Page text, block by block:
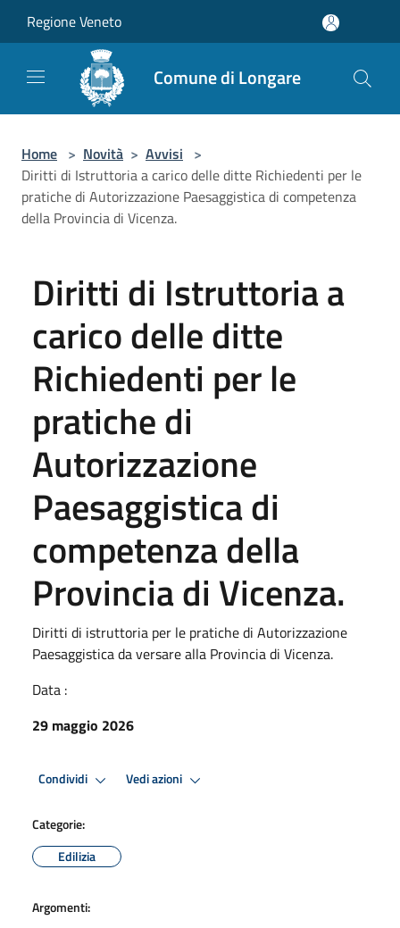
Regione Veneto
Comune di Longare
Home > Novità > Avvisi >
Diritti di Istruttoria a carico delle ditte Richiedenti per le
pratiche di Autorizzazione Paesaggistica di competenza
della Provincia di Vicenza.
Diritti di Istruttoria a
carico delle ditte
Richiedenti per le
pratiche di
Autorizzazione
Paesaggistica di
competenza della
Provincia di Vicenza.
Diritti di istruttoria per le pratiche di Autorizzazione
Paesaggistica da versare alla Provincia di Vicenza.
Data :
29 maggio 2026
Condividi Vedi azioni
Categorie:
Edilizia
Argomenti: